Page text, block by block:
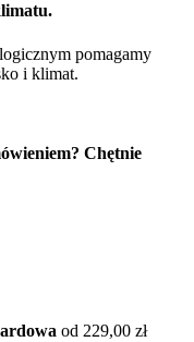
pomagamy
i klimat.
Chętnie
od 229,00 zł